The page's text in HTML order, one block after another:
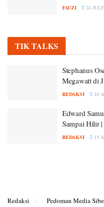
FAUZI 24
TIK TALKS
Stephanus
Megawatt di
REDAKSI 16
Edward
Sampai Hilir
REDAKSI 15
Redaksi Pedoman Media